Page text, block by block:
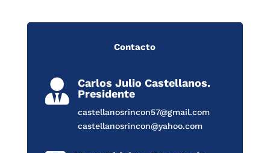
Contacto

Carlos Julio Castellanos.
Presidente
castellanosrincon57@gmail.com
castellanosrincon@yahoo.com